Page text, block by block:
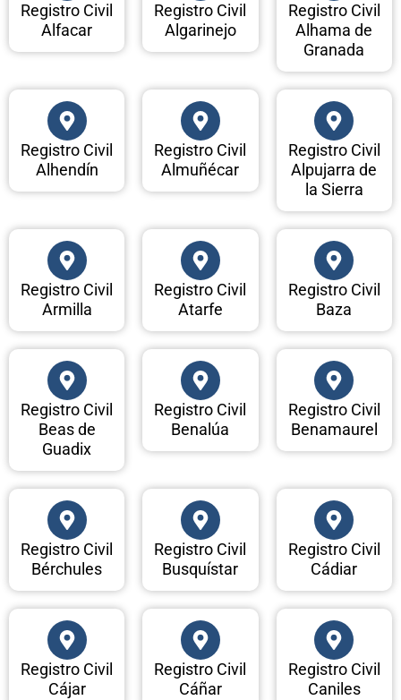
Registro Civil
Alfacar
Registro Civil
Algarinejo
Registro Civil
Alhama de
Granada
Registro Civil
Alhendín
Registro Civil
Almuñécar
Registro Civil
Alpujarra de
la Sierra
Registro Civil
Armilla
Registro Civil
Atarfe
Registro Civil
Baza
Registro Civil
Beas de
Guadix
Registro Civil
Benalúa
Registro Civil
Benamaurel
Registro Civil
Bérchules
Registro Civil
Busquístar
Registro Civil
Cádiar
Registro Civil
Cájar
Registro Civil
Cáñar
Registro Civil
Caniles